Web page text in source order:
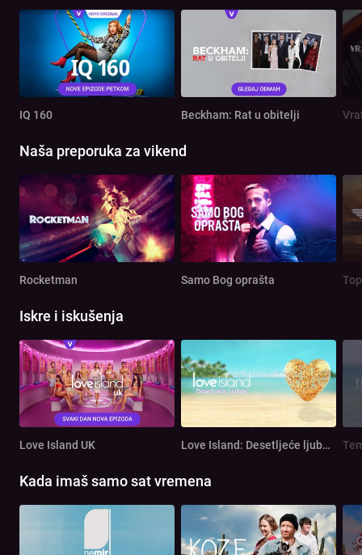
IQ 160 Beckham: Rat u obitelji
Naša preporuka za vikend
Rocketman Samo Bog oprašta
Iskre i iskušenja
Love Island UK Love Island: Desetljeće ljubavi
Kada imaš samo sat vremena